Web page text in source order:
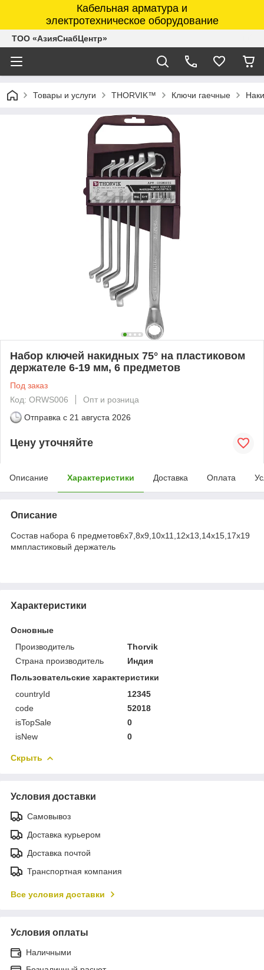
Кабельная арматура и
электротехническое оборудование
ТОО «АзияСнабЦентр»
Товары и услуги THORVIK™ Ключи гаечные
Набор ключей накидных 75° на пластиковом
держателе 6-19 мм, 6 предметов
Под заказ
Код: ORWS006
Опт и розница
Отправка с 21 августа 2026
Цену уточняйте
Описание Характеристики Доставка Оплата
Описание
Состав набора 6 предметов6x7,8x9,10x11,12x13,14x15,17x19
ммпластиковый держатель
Характеристики
Основные
Производитель
Thorvik
Страна производитель
Индия
Пользовательские характеристики
countryId
12345
code
52018
isTopSale
0
isNew
0
Скрыть
Условия доставки
Самовывоз
Доставка курьером
Доставка почтой
Транспортная компания
Все условия доставки
Условия оплаты
Наличными